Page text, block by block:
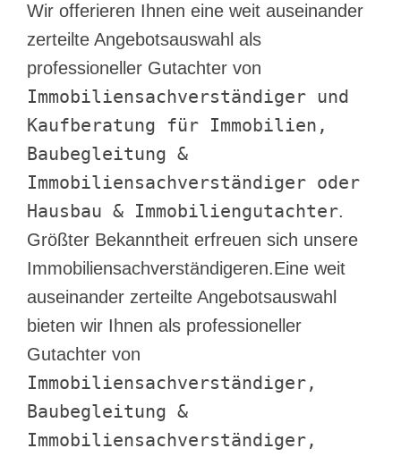
Wir offerieren Ihnen eine weit auseinander
zerteilte Angebotsauswahl als
professioneller Gutachter von
Immobiliensachverständiger und
Kaufberatung für Immobilien,
Baubegleitung &
Immobiliensachverständiger oder
Hausbau & Immobiliengutachter.
Größter Bekanntheit erfreuen sich unsere
Immobiliensachverständigeren.Eine weit
auseinander zerteilte Angebotsauswahl
bieten wir Ihnen als professioneller
Gutachter von
Immobiliensachverständiger,
Baubegleitung &
Immobiliensachverständiger,